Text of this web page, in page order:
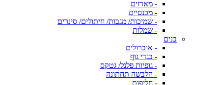
- מארזים
- מכנסיים
- שמיכות/ מגבות/ חיתולים/ סינרים
- שמלות
בנים
- אוברולים
- בגדי גוף
- גופיות פלנל/ גטקס
- הלבשה תחתונה
- חליפות